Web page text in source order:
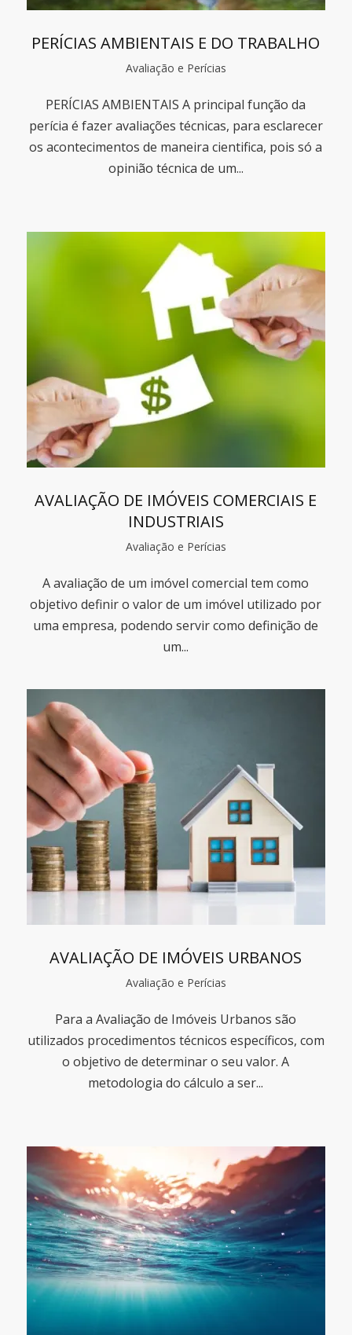
PERÍCIAS AMBIENTAIS E DO TRABALHO
Avaliação e Perícias
PERÍCIAS AMBIENTAIS A principal função da
perícia é fazer avaliações técnicas, para esclarecer
os acontecimentos de maneira cientifica, pois só a
opinião técnica de um...
AVALIAÇÃO DE IMÓVEIS COMERCIAIS E
INDUSTRIAIS
Avaliação e Perícias
A avaliação de um imóvel comercial tem como
objetivo definir o valor de um imóvel utilizado por
uma empresa, podendo servir como definição de
um...
AVALIAÇÃO DE IMÓVEIS URBANOS
Avaliação e Perícias
Para a Avaliação de Imóveis Urbanos são
utilizados procedimentos técnicos específicos, com
o objetivo de determinar o seu valor. A
metodologia do cálculo a ser...